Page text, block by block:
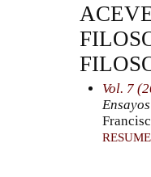
Vol. 7
Ensayos